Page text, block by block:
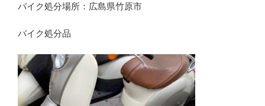
バイク処分場所：広島県竹原市
バイク処分品